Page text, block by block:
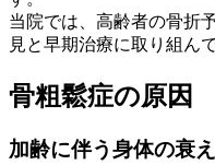
当院では、高齢者の骨折
見と早期治療に取り組ん
骨粗鬆症の原因
加齢に伴う身体の衰え